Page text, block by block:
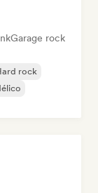
Garage rock
rock